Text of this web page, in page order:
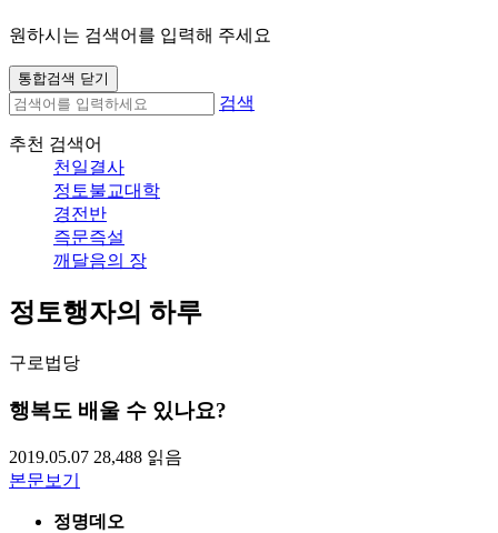
원하시는 검색어를 입력해 주세요
통합검색 닫기
검색
추천 검색어
천일결사
정토불교대학
경전반
즉문즉설
깨달음의 장
정토행자의 하루
구로법당
행복도 배울 수 있나요?
2019.05.07 28,488 읽음
본문보기
정명데오